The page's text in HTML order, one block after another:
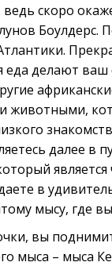
скоро
Боулдерс.
еда делают
животными,
далее в
в
мысу, где
вы
мыса – мыса